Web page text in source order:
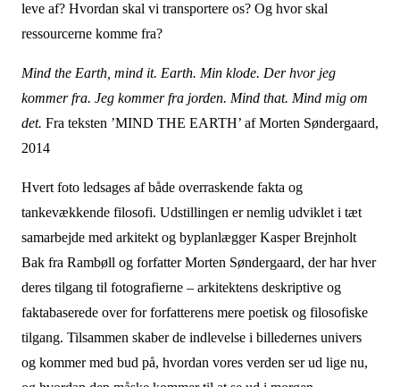
leve af? Hvordan skal vi transportere os? Og hvor skal
ressourcerne komme fra?
Mind the Earth, mind it. Earth. Min klode. Der hvor jeg
kommer fra. Jeg kommer fra jorden. Mind that. Mind mig om
det. Fra teksten ’MIND THE EARTH’ af Morten Søndergaard,
2014
Hvert foto ledsages af både overraskende fakta og
tankevækkende filosofi. Udstillingen er nemlig udviklet i tæt
samarbejde med arkitekt og byplanlægger Kasper Brejnholt
Bak fra Rambøll og forfatter Morten Søndergaard, der har hver
deres tilgang til fotografierne – arkitektens deskriptive og
faktabaserede over for forfatterens mere poetisk og filosofiske
tilgang. Tilsammen skaber de indlevelse i billedernes univers
og kommer med bud på, hvordan vores verden ser ud lige nu,